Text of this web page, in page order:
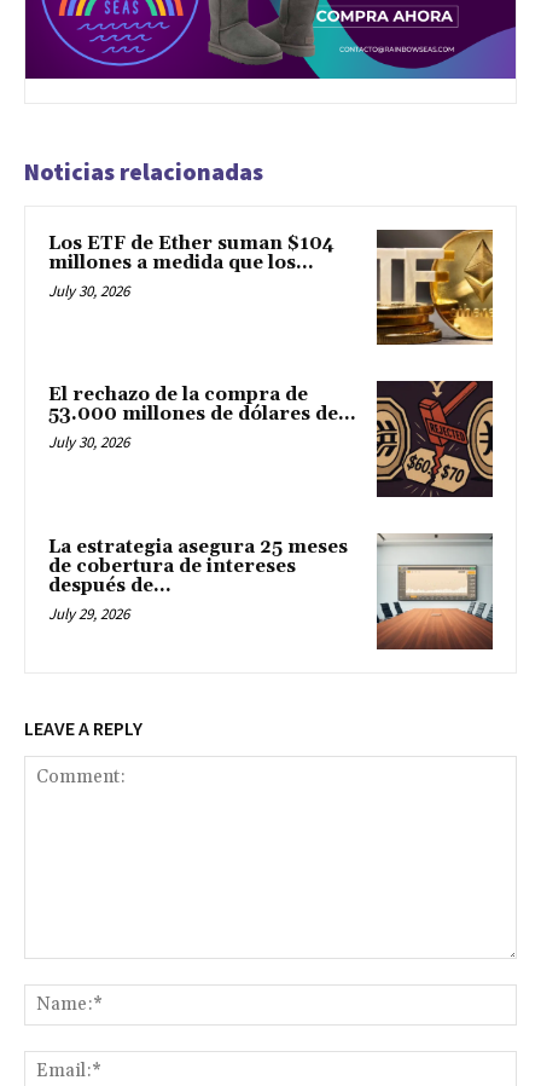
Noticias relacionadas
Los ETF de Ether suman $104
millones a medida que los...
July 30, 2026
El rechazo de la compra de
53.000 millones de dólares de...
July 30, 2026
La estrategia asegura 25 meses
de cobertura de intereses
después de...
July 29, 2026
LEAVE A REPLY